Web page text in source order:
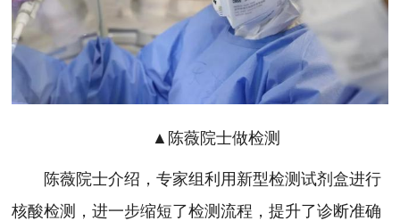
▲陈薇院士做检测
陈薇院士介绍，专家组利用新型检测试剂盒进行
核酸检测，进一步缩短了检测流程，提升了诊断准确